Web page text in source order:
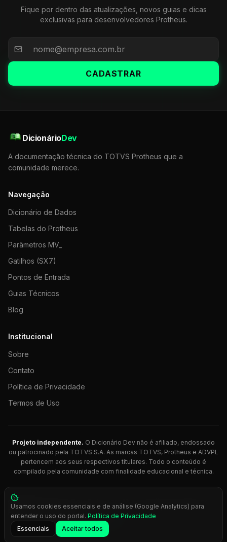
Fique por dentro das atualizações, novos guias e dicas
exclusivas para desenvolvedores Protheus.
CADASTRAR
DicionárioDev
A documentação técnica do TOTVS Protheus que a
comunidade merece.
Navegação
Dicionário de Dados
Tabelas do Protheus
Parâmetros MV_
Gatilhos (SX7)
Pontos de Entrada
Guias Técnicos
Blog
Institucional
Sobre
Contato
Política de Privacidade
Termos de Uso
Projeto independente. O Dicionário Dev não é afiliado, endossado
ou patrocinado pela TOTVS S.A. As marcas TOTVS, Protheus e ADVPL
pertencem aos seus respectivos titulares. Todo o conteúdo é
compilado pela comunidade com finalidade educacional e técnica.
© 2026 Dicionário Dev. Feito com 💚 para desenvolvedores
Protheus.
Press Ctrl+K
Usamos cookies essenciais e de análise (Google Analytics) para
entender o uso do portal. Política de Privacidade
Essenciais
Aceitar todos